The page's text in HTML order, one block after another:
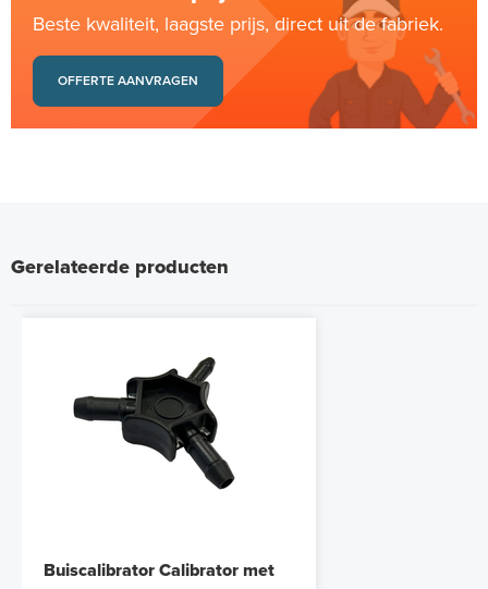
Beste kwaliteit, laagste prijs, direct uit de fabriek.
OFFERTE AANVRAGEN
Gerelateerde producten
Buiscalibrator Calibrator met